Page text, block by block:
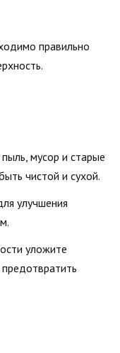
правильно
мусор и старые
чистой и сухой.
улучшения
уложите